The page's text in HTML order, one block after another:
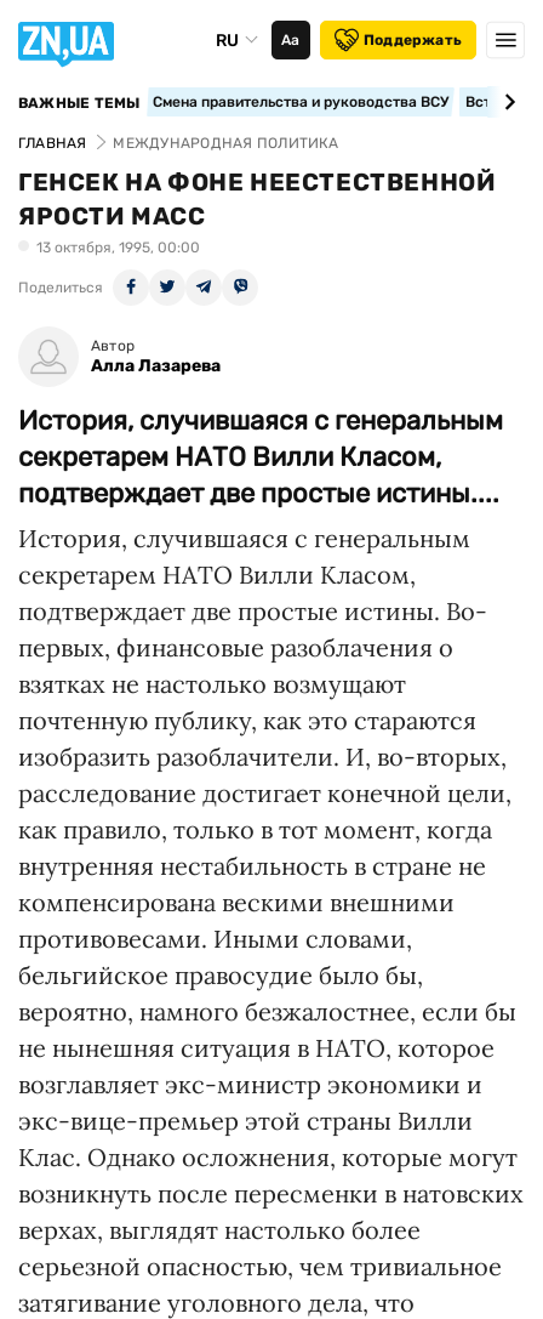
RU Аа Поддержать
ВАЖНЫЕ ТЕМЫ Смена правительства и руководства ВСУ
ГЛАВНАЯ МЕЖДУНАРОДНАЯ ПОЛИТИКА
ГЕНСЕК НА ФОНЕ НЕЕСТЕСТВЕННОЙ
ЯРОСТИ МАСС
13 октября, 1995, 00:00
Поделиться
Автор
Алла Лазарева
История, случившаяся с генеральным
секретарем НАТО Вилли Класом,
подтверждает две простые истины....
История, случившаяся с генеральным
секретарем НАТО Вилли Класом,
подтверждает две простые истины. Во-
первых, финансовые разоблачения о
взятках не настолько возмущают
почтенную публику, как это стараются
изобразить разоблачители. И, во-вторых,
расследование достигает конечной цели,
как правило, только в тот момент, когда
внутренняя нестабильность в стране не
компенсирована вескими внешними
противовесами. Иными словами,
бельгийское правосудие было бы,
вероятно, намного безжалостнее, если бы
не нынешняя ситуация в НАТО, которое
возглавляет экс-министр экономики и
экс-вице-премьер этой страны Вилли
Клас. Однако осложнения, которые могут
возникнуть после пересменки в натовских
верхах, выглядят настолько более
серьезной опасностью, чем тривиальное
затягивание уголовного дела, что